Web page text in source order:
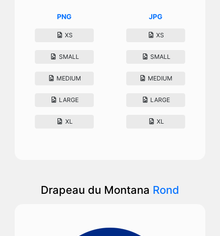
PNG
XS
SMALL
MEDIUM
LARGE
XL
JPG
XS
SMALL
MEDIUM
LARGE
XL
Drapeau du Montana Rond